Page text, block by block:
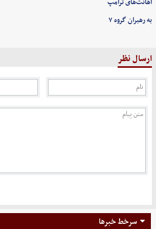
به رهبران گروه ۷
ارسال نظر
سرخط خبرها